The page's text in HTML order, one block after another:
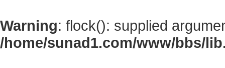
Warning: flock(): supplied
/home/sunad1.com/www/bbs/